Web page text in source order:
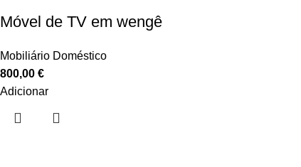
Móvel de TV em wengê
Mobiliário Doméstico
800,00 €
Adicionar